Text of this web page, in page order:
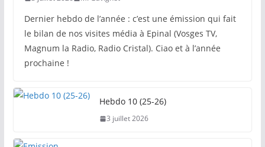
Dernier hebdo de l’année : c’est une émission qui fait
le bilan de nos visites média à Epinal (Vosges TV,
Magnum la Radio, Radio Cristal). Ciao et à l’année
prochaine !
Hebdo 10 (25-26)
3 juillet 2026